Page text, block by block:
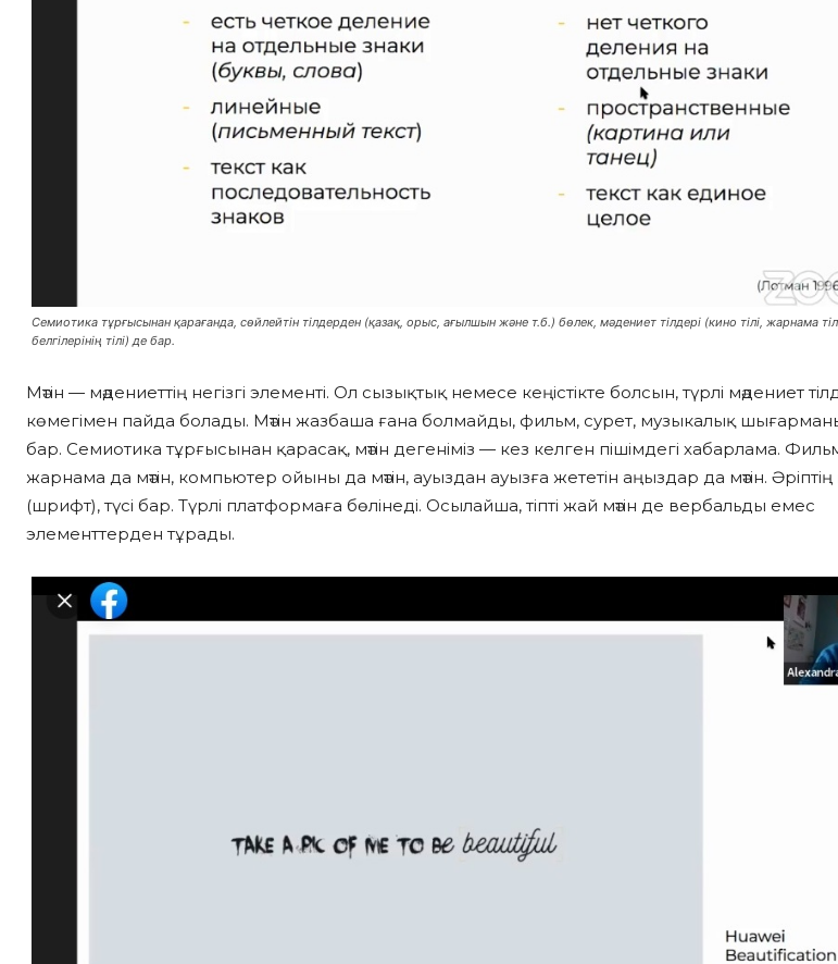
Семиотика тұрғысынан қарағанда, сөйлейтін тілдерден (қазақ, орыс, ағылшын және т.б.) бөлек, мәдениет тілдері (кино тілі, жарнама
белгілерінің тілі) де бар.
Мәтін — мәдениеттің негізгі элементі. Ол сызықтық немесе кеңістікте болсын, түрлі мәдениет
көмегімен пайда болады. Мәтін жазбаша ғана болмайды, фильм, сурет, музыкалық
бар. Семиотика тұрғысынан қарасақ, мәтін дегеніміз — кез келген пішімдегі хабарлама. Фильм
жарнама да мәтін, компьютер ойыны да мәтін, ауыздан ауызға жететін аңыздар да мәтін. Әріптің
(шрифт), түсі бар. Түрлі платформаға бөлінеді. Осылайша, тіпті жай мәтін де вербальды емес
элементтерден тұрады.